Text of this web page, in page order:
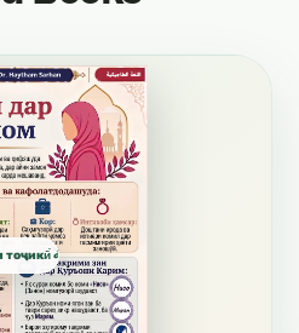
Tajik забо́ни тоҷикӣ́ الطاجيكية